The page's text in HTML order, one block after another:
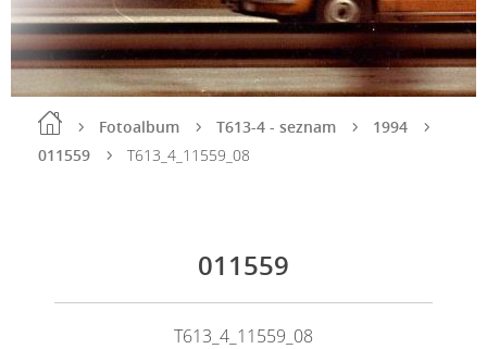
Fotoalbum T613-4 - seznam
1994
011559
T613_4_11559_08
011559
T613_4_11559_08